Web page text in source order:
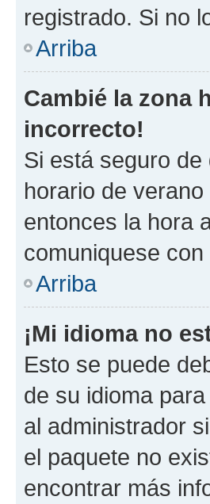
registrado. Si no
Arriba
Cambié la zona
incorrecto!
Si está seguro
horario de
entonces la hora
comuniquese
Arriba
¡Mi idioma no
Esto se puede
de su idioma
al administrador
el paquete no
encontrar más